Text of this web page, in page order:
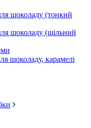
шоколаду (тонкий
шоколаду (щільний
шоколаду, карамелі